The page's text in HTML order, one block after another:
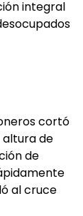
integral
cortó
altura de
de
al cruce